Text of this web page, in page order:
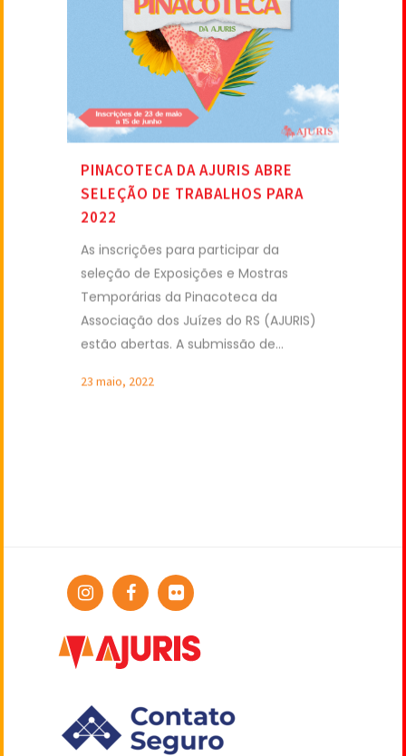
PINACOTECA DA AJURIS ABRE
SELEÇÃO DE TRABALHOS PARA
2022
As inscrições para participar da
seleção de Exposições e Mostras
Temporárias da Pinacoteca da
Associação dos Juízes do RS (AJURIS)
estão abertas. A submissão de...
23 maio, 2022